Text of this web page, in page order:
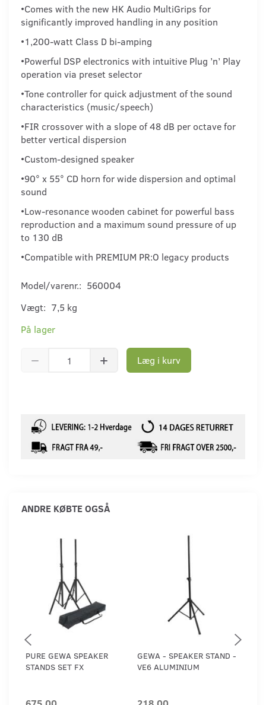
•Comes with the new HK Audio MultiGrips for
significantly improved handling in any position
•1,200-watt Class D bi-amping
•Powerful DSP electronics with intuitive Plug ’n’ Play
operation via preset selector
•Tone controller for quick adjustment of the sound
characteristics (music/speech)
•FIR crossover with a slope of 48 dB per octave for
better vertical dispersion
•Custom-designed speaker
•90° x 55° CD horn for wide dispersion and optimal
sound
•Low-resonance wooden cabinet for powerful bass
reproduction and a maximum sound pressure of up
to 130 dB
•Compatible with PREMIUM PR:O legacy products
Model/varenr.: 560004
Vægt: 7,5 kg
På lager
Læg i kurv
ANDRE KØBTE OGSÅ
PURE GEWA SPEAKER
STANDS SET FX
GEWA - SPEAKER STAND -
VE6 ALUMINIUM